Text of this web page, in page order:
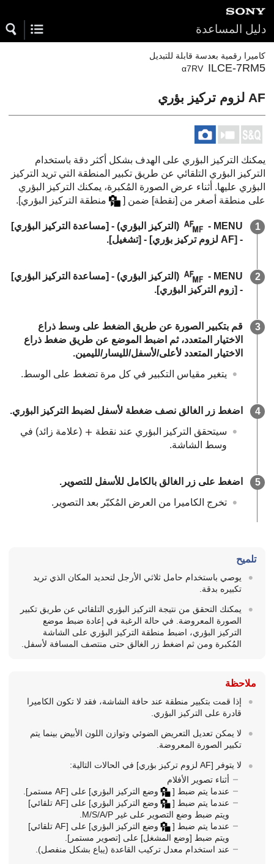
دليل المساعدة
كاميرا رقمية بعدسة قابلة للتبديل
ILCE-7RM5
α7RV
يمكنك التركيز البؤري على الهدف بشكل أكثر دقة باستخدام
التركيز البؤري التلقائي عن طريق تكبير المنطقة التي تريد التركيز
البؤري عليها. أثناء عرض الصورة المُكبرة، يمكنك التركيز البؤري
على منطقة أصغر من [نقطة] ضمن [ منطقة التركيز البؤري].
MENU
-
( التركيز البؤري) - [مساعدة التركيز البؤري]
- [‏‎‏AF لزوم تركيز بؤري] - [تشغيل].
MENU
- ‏
( التركيز البؤري) - ‏ [مساعدة التركيز البؤري]
- ‏ [زوم التركيز البؤري].
قم بتكبير الصورة عن طريق الضغط على وسط ذراع
الاختيار المتعدد، ثم اضبط الموضع عن طريق ضغط ذراع
الاختيار المتعدد لأعلى/لأسفل/لليسار/لليمين.
يتغير مقياس التكبير في كل مرة تضغط على الوسط.
اضغط زر الغالق نصف ضغطة لأسفل لضبط التركيز البؤري.
سيتحقق التركيز البؤري عند نقطة
(علامة زائد) في
وسط الشاشة.
اضغط على زر الغالق بالكامل للأسفل للتصوير.
تخرج الكاميرا من العرض المُكبّر بعد التصوير.
تلميح
يوصي باستخدام حامل ثلاثي الأرجل لتحديد المكان الذي تريد
تكبيره بدقة.
يمكنك التحقق من نتيجة التركيز البؤري التلقائي عن طريق تكبير
الصورة المعروضة. في حالة الرغبة في إعادة ضبط موضع
التركيز البؤري، اضبط منطقة التركيز البؤري على الشاشة
المُكبرة ومن ثم اضغط زر الغالق حتى منتصف المسافة لأسفل.
ملاحظة
إذا قمت بتكبير منطقة عند حافة الشاشة، فقد لا تكون الكاميرا
قادرة على التركيز البؤري.
لا يمكن تعديل التعريض الضوئي وتوازن اللون الأبيض بينما يتم
تكبير الصورة المعروضة.
لا يتوفر [‏‎‏AF لزوم تركيز بؤري]
في الحالات التالية:
أثناء تصوير الأفلام
عندما يتم ضبط [ وضع التركيز البؤري] على [‏‎AF مستمر]
عندما يتم ضبط [ وضع التركيز البؤري] على [‏‎AF تلقائي]
ويتم ضبط وضع التصوير على غير P‏/A‏/S‏/M.
عندما يتم ضبط [ وضع التركيز البؤري] على [‏‎AF تلقائي]
ويتم ضبط [وضع المشغل] على [تصوير مستمر]
عند استخدام معدل تركيب القاعدة (يباع بشكل منفصل).